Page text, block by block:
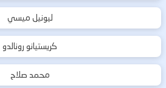
ليونيل ميسي
كريستيانو رونالدو
محمد صلاح